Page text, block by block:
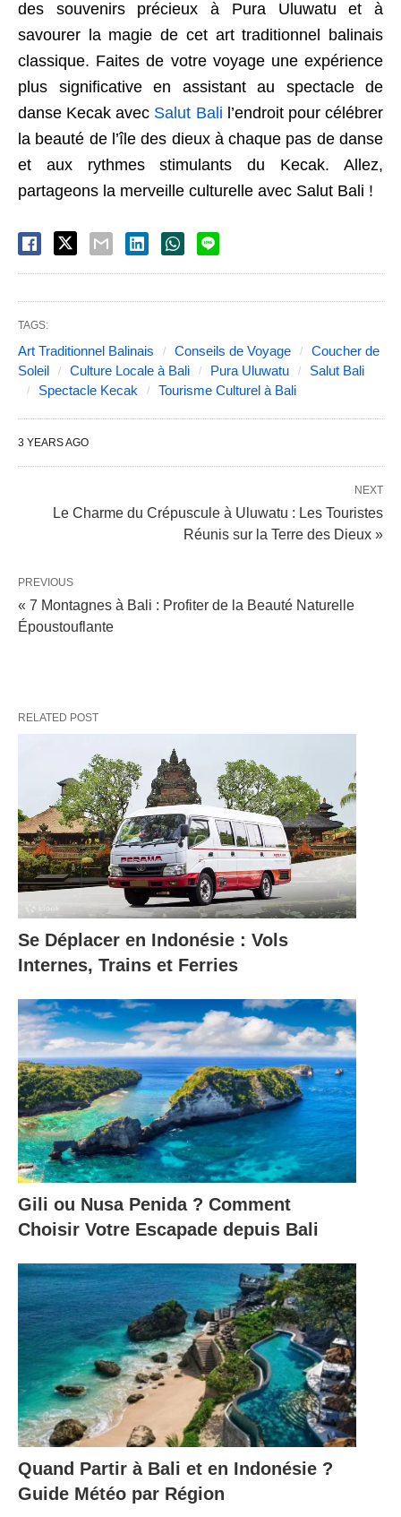
des souvenirs précieux à Pura Uluwatu et à
savourer la magie de cet art traditionnel balinais
classique. Faites de votre voyage une expérience
plus significative en assistant au spectacle de
danse Kecak avec Salut Bali l’endroit pour célébrer
la beauté de l’île des dieux à chaque pas de danse
et aux rythmes stimulants du Kecak. Allez,
partageons la merveille culturelle avec Salut Bali !
TAGS:
Art Traditionnel Balinais Conseils de Voyage
Coucher de
Soleil
Culture Locale à Bali Pura Uluwatu
Salut Bali
Spectacle Kecak
Tourisme Culturel à Bali
3 YEARS AGO
NEXT
Le Charme du Crépuscule à Uluwatu : Les Touristes
Réunis sur la Terre des Dieux »
PREVIOUS
« 7 Montagnes à Bali : Profiter de la Beauté Naturelle
Époustouflante
RELATED POST
Se Déplacer en Indonésie : Vols
Internes, Trains et Ferries
Gili ou Nusa Penida ? Comment
Choisir Votre Escapade depuis Bali
Quand Partir à Bali et en Indonésie ?
Guide Météo par Région